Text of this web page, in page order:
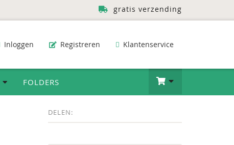
gratis verzending
Inloggen Registreren Klantenservice
FOLDERS
DELEN: